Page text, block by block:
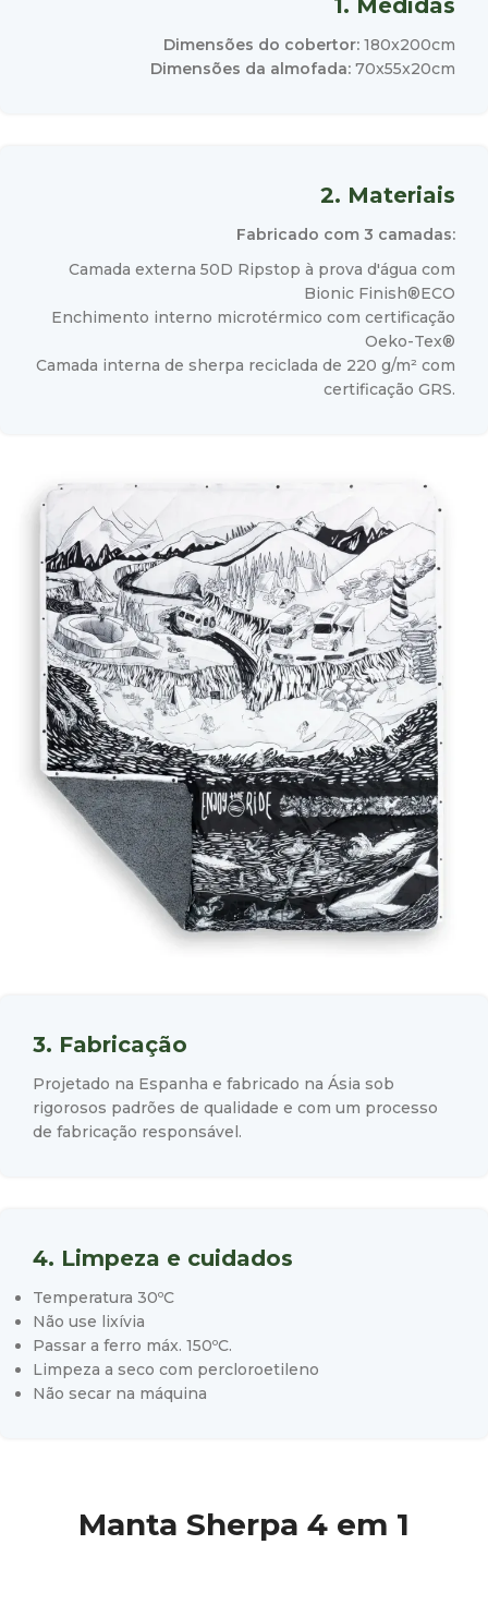
1. Medidas
Dimensões do cobertor: 180x200cm
Dimensões da almofada: 70x55x20cm
2. Materiais
Fabricado com 3 camadas:
Camada externa 50D Ripstop à prova d'água com
Bionic Finish®ECO
Enchimento interno microtérmico com certificação
Oeko-Tex®
Camada interna de sherpa reciclada de 220 g/m² com
certificação GRS.
3. Fabricação
Projetado na Espanha e fabricado na Ásia sob
rigorosos padrões de qualidade e com um processo
de fabricação responsável.
4. Limpeza e cuidados
Temperatura 30ºC
Não use lixívia
Passar a ferro máx. 150ºC.
Limpeza a seco com percloroetileno
Não secar na máquina
Manta Sherpa 4 em 1